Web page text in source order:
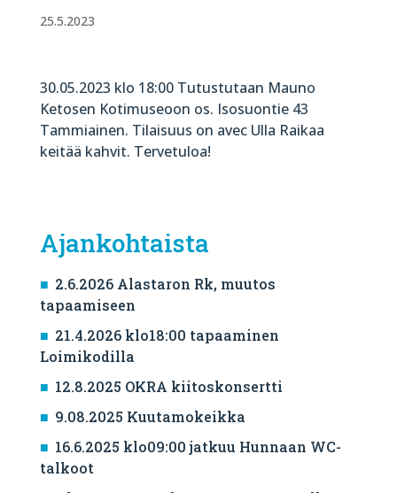
25.5.2023
30.05.2023 klo 18:00 Tutustutaan Mauno
Ketosen Kotimuseoon os. Isosuontie 43
Tammiainen. Tilaisuus on avec Ulla Raikaa
keitää kahvit. Tervetuloa!
Ajankohtaista
2.6.2026 Alastaron Rk, muutos
tapaamiseen
21.4.2026 klo18:00 tapaaminen
Loimikodilla
12.8.2025 OKRA kiitoskonsertti
9.08.2025 Kuutamokeikka
16.6.2025 klo09:00 jatkuu Hunnaan WC-
talkoot